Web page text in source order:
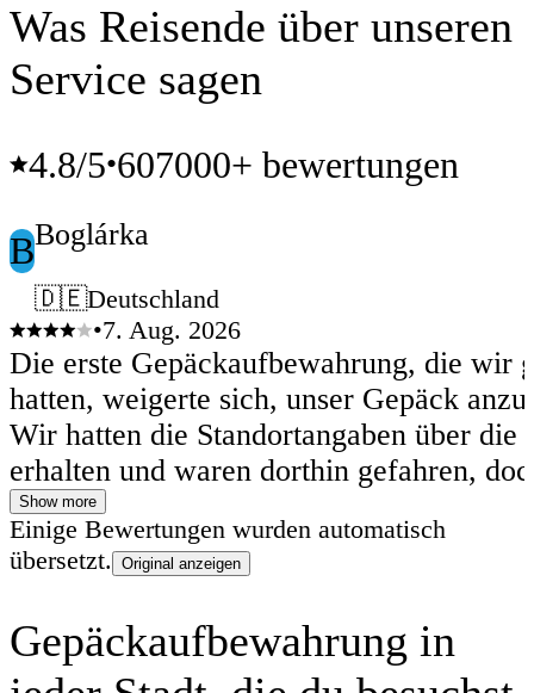
Was Reisende über unseren
Service sagen
4.8/5•607000+ bewertungen
BBoglárka
🇩🇪Deutschland
•7. Aug. 2026
Die erste Gepäckaufbewahrung, die wir
hatten, weigerte sich, unser Gepäck
Wir hatten die Standortangaben über die
erhalten und waren dorthin gefahren,
Ladenbesitzer sagte uns, wir seien am
Die in der App angezeigte Adresse lag
zwei Häuser weiter, obwohl das Foto des
übereinstimmten. Wir gingen nach
riefen die für das Geschäft angegebene
Show more
Einige Bewertungen wurden automatisch
übersetzt.
Original anzeigen
Gepäckaufbewahrung in